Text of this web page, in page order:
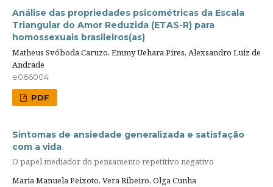
Análise das propriedades psicométricas da Escala
Triangular do Amor Reduzida (ETAS-R) para
homossexuais brasileiros(as)
Matheus Svóboda Caruzo, Emmy Uehara Pires, Alexsandro Luiz de
Andrade
e066004
PDF
Sintomas de ansiedade generalizada e satisfação
com a vida
O papel mediador do pensamento repetitivo negativo
Maria Manuela Peixoto, Vera Ribeiro, Olga Cunha